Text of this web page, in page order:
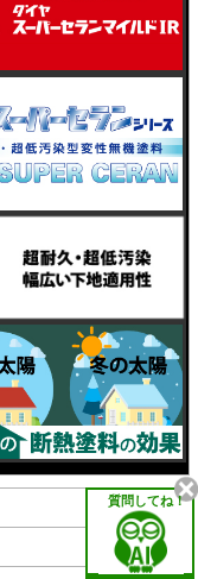
質問してね！